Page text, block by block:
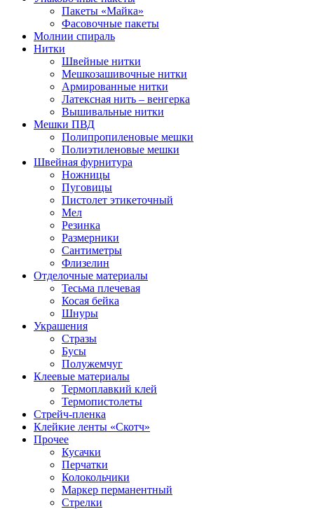
Пакеты «Майка»
Фасовочные пакеты
Молнии спираль
Нитки
Швейные нитки
Мешкозашивочные нитки
Армированные нитки
Латексная нить – венгерка
Вышивальные нитки
Мешки ПВД
Полипропиленовые мешки
Полиэтиленовые мешки
Швейная фурнитура
Ножницы
Пуговицы
Пистолет этикеточный
Мел
Резинка
Размерники
Сантиметры
Флизелин
Отделочные материалы
Тесьма плечевая
Косая бейка
Шнуры
Украшения
Стразы
Бусы
Полужемчуг
Клеевые материалы
Термоплавкий клей
Термопистолеты
Стрейч-пленка
Клейкие ленты «Скотч»
Прочее
Кусачки
Перчатки
Колокольчики
Маркер перманентный
Стрелки